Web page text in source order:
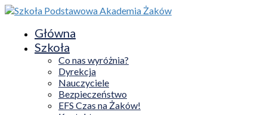
Główna
Szkoła
Co nas wyróżnia?
Dyrekcja
Nauczyciele
Bezpieczeństwo
EFS Czas na Żaków!